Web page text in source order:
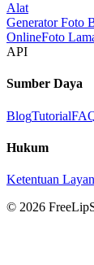
Alat
Generator Foto
OnlineFoto
API
Sumber Daya
BlogTutorial
Hukum
Ketentuan
© 2026